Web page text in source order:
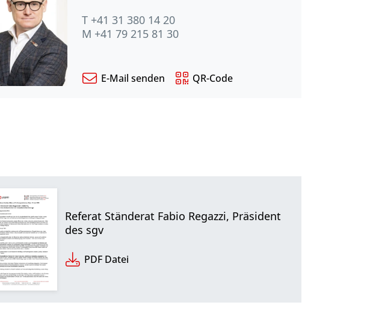
T +41 31 380 14 20
M +41 79 215 81 30
E-Mail senden QR-Code
Referat Ständerat Fabio Regazzi, Präsident
des sgv
PDF Datei